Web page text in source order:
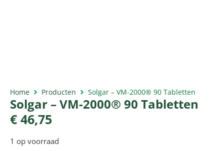
Home Producten Solgar – VM-2000® 90 Tabletten
Solgar – VM-2000® 90 Tabletten
€ 46,75
1 op voorraad